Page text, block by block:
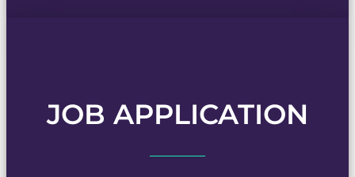
JOB APPLICATION